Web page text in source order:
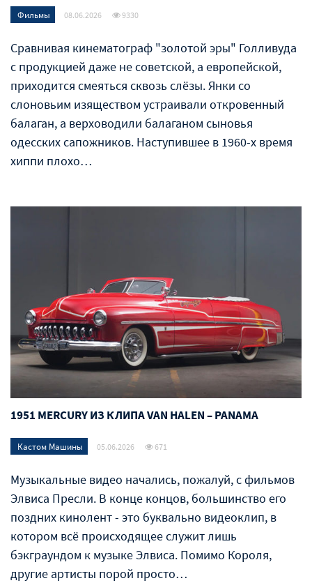
Фильмы 08.06.2026 9330
Сравнивая кинематограф "золотой эры" Голливуда
с продукцией даже не советской, а европейской,
приходится смеяться сквозь слёзы. Янки со
слоновьим изяществом устраивали откровенный
балаган, а верховодили балаганом сыновья
одесских сапожников. Наступившее в 1960-х время
хиппи плохо…
1951 MERCURY ИЗ КЛИПА VAN HALEN – PANAMA
Кастом Машины 05.06.2026 671
Музыкальные видео начались, пожалуй, с фильмов
Элвиса Пресли. В конце концов, большинство его
поздних кинолент - это буквально видеоклип, в
котором всё происходящее служит лишь
бэкграундом к музыке Элвиса. Помимо Короля,
другие артисты порой просто…